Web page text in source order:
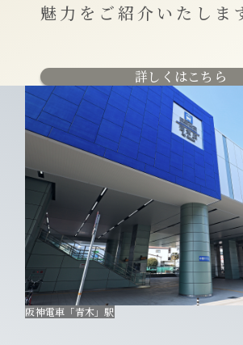
魅力をご紹介いたしま
詳しくはこちら
阪神電車「青木」駅